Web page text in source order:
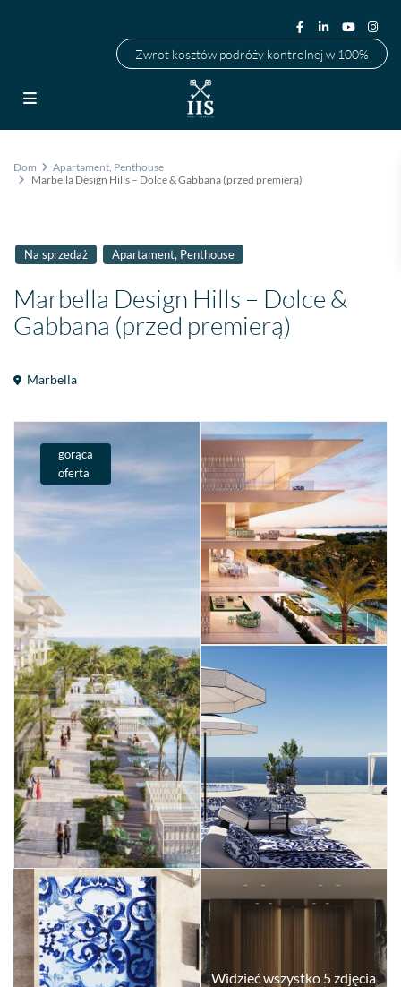
Zwrot kosztów podróży kontrolnej w 100%
Dom Apartament, Penthouse
Marbella Design Hills – Dolce & Gabbana (przed premierą)
Na sprzedaż Apartament, Penthouse
Marbella Design Hills – Dolce &
Gabbana (przed premierą)
Marbella
gorąca
oferta
Widzieć wszystko 5 zdjęcia